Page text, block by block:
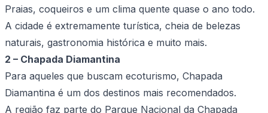
Praias, coqueiros e um clima quente quase o ano todo.
A cidade é extremamente turística, cheia de belezas
naturais, gastronomia histórica e muito mais.
2 – Chapada Diamantina
Para aqueles que buscam ecoturismo, Chapada
Diamantina é um dos destinos mais recomendados.
A região faz parte do Parque Nacional da Chapada